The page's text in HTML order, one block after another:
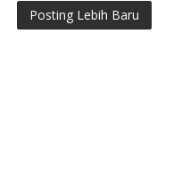
Posting Lebih Baru